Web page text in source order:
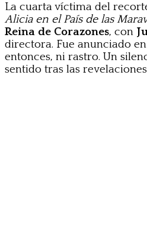
La cuarta víctima del
Alicia en el País de las
Reina de Corazones, con
directora. Fue anunciado
entonces, ni rastro. Un
sentido tras las